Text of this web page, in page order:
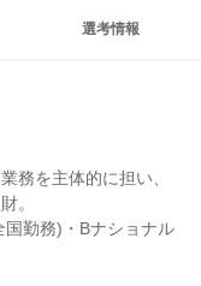
選考情報
務を主体的に担い、
。